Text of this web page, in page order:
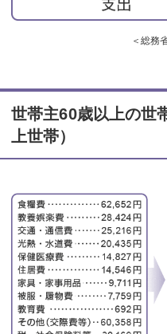
＜総務
世帯主60歳以上の世
上世帯）